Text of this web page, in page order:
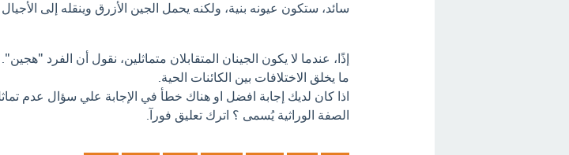
سائد، ستكون عيونه بنية، ولكنه يحمل الجين الأزرق وينقله إلى الأجيال
إذًا، عندما لا يكون الجينان المتقابلان متماثلين، نقول أن الفرد
ما يخلق الاختلافات بين الكائنات الحية.
اذا كان لديك إجابة افضل او هناك خطأ في الإجابة علي سؤال عدم
الصفة الوراثية يُسمى ؟ اترك تعليق فورآ.